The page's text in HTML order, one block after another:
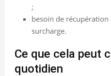
;
besoin de
surcharge.
Ce que cela peut
quotidien